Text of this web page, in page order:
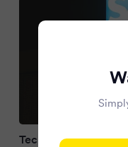
Tech-Werte